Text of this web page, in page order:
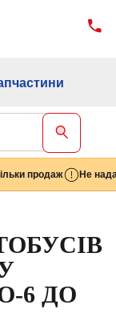
продаж Не
6 ДО